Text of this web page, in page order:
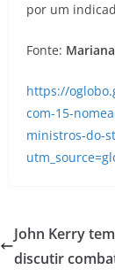
por um
Fonte:
https://
com-15-
ministros-do-
John Kerry
discutir